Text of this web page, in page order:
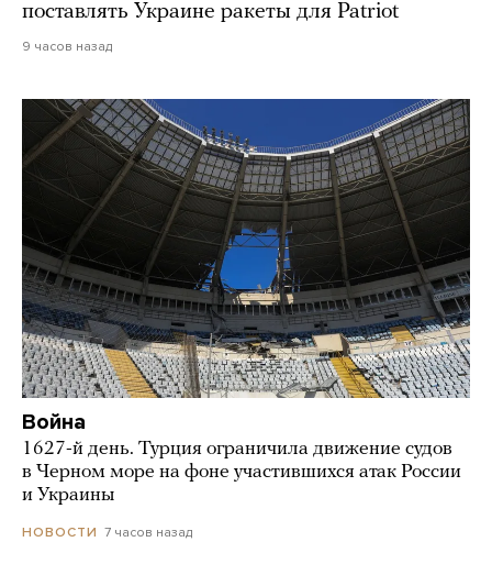
поставлять Украине ракеты для Patriot
9 часов назад
Война
1627-й день. Турция ограничила движение судов
в Черном море на фоне участившихся атак России
и Украины
НОВОСТИ 7 часов назад